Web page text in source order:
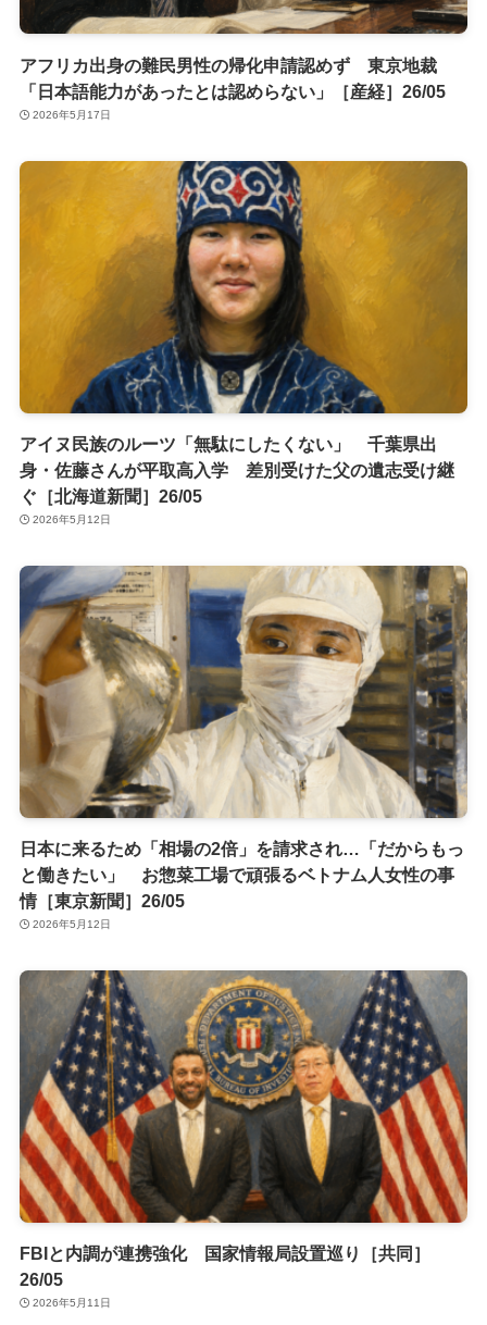
アフリカ出身の難民男性の帰化申請認めず 東京地裁
「日本語能力があったとは認めらない」［産経］26/05
2026年5月17日
アイヌ民族のルーツ「無駄にしたくない」 千葉県出
身・佐藤さんが平取高入学 差別受けた父の遺志受け継
ぐ［北海道新聞］26/05
2026年5月12日
日本に来るため「相場の2倍」を請求され…「だからもっ
と働きたい」 お惣菜工場で頑張るベトナム人女性の事
情［東京新聞］26/05
2026年5月12日
FBIと内調が連携強化 国家情報局設置巡り［共同］
26/05
2026年5月11日